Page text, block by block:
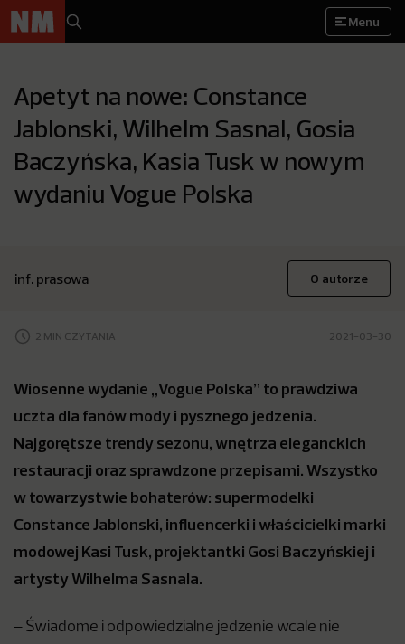
Menu
Apetyt na nowe: Constance
Jablonski, Wilhelm Sasnal, Gosia
Baczyńska, Kasia Tusk w nowym
wydaniu Vogue Polska
inf. prasowa O autorze
2 MIN CZYTANIA 2021-03-30
Wiosenne wydanie „Vogue Polska” to prawdziwa
uczta dla fanów mody i pysznego jedzenia.
Najgorętsze trendy sezonu, wnętrza eleganckich
restauracji oraz sprawdzone przepisami. Wszystko
w towarzystwie bohaterów: supermodelki
Constance Jablonski, influencerki i właścicielki marki
modowej Kasi Tusk, projektantki Gosi Baczyńskiej i
artysty Wilhelma Sasnala.
– Świadome i odpowiedzialne jedzenie wcale nie